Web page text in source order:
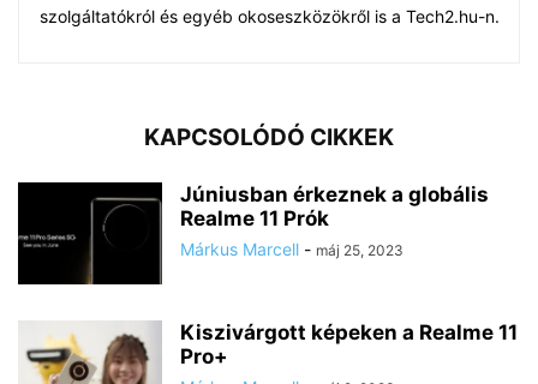
szolgáltatókról és egyéb okoseszközökről is a Tech2.hu-n.
KAPCSOLÓDÓ CIKKEK
Júniusban érkeznek a globális
Realme 11 Prók
Márkus Marcell - máj 25, 2023
Kiszivárgott képeken a Realme 11
Pro+